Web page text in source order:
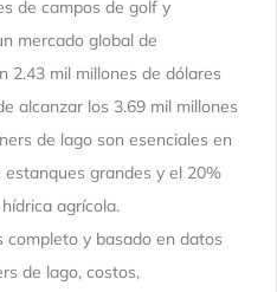
de campos de golf y
mercado global de
2.43 mil millones de dólares
alcanzar los 3.69 mil millones
de lago son esenciales en
grandes y el 20%
agrícola.
completo y basado en datos
de lago, costos,